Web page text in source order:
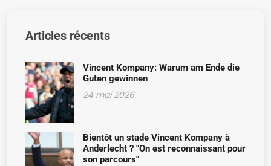
hoofd van een gemeente met
Articles récents
Vincent Kompany: Warum am Ende die
Guten gewinnen
24 mai 2026
Bientôt un stade Vincent Kompany à
Anderlecht ? "On est reconnaissant pour
son parcours"